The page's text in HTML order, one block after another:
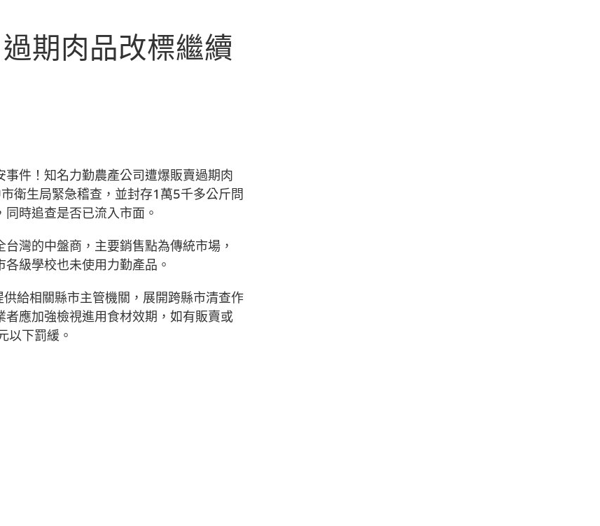
期肉品改標繼續
件！知名力勤農產公司遭爆販賣過期肉
衛生局緊急稽查，並封存1萬5千多公斤問
時追查是否已流入市面。
灣的中盤商，主要銷售點為傳統市場，
級學校也未使用力勤產品。
給相關縣市主管機關，展開跨縣市清查作
應加強檢視進用食材效期，如有販賣或
以下罰緩。